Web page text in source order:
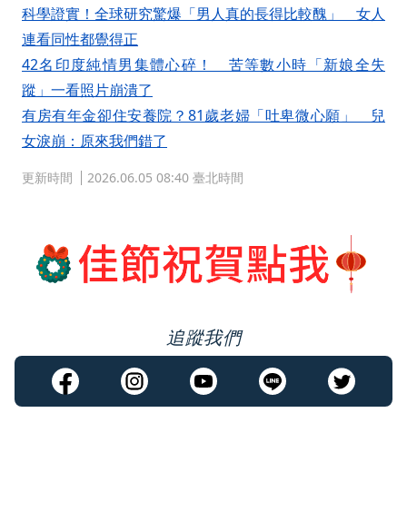
科學證實！全球研究驚爆「男人真的長得比較醜」 女人
連看同性都覺得正
42名印度純情男集體心碎！ 苦等數小時「新娘全失
蹤」一看照片崩潰了
有房有年金卻住安養院？81歲老婦「吐卑微心願」 兒
女淚崩：原來我們錯了
更新時間 2026.06.05 08:40 臺北時間
追蹤我們